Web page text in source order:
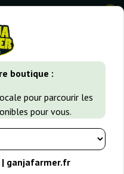
boutique :
pour parcourir les
pour vous.
| ganjafarmer.fr
0
Girl Scout Cookies